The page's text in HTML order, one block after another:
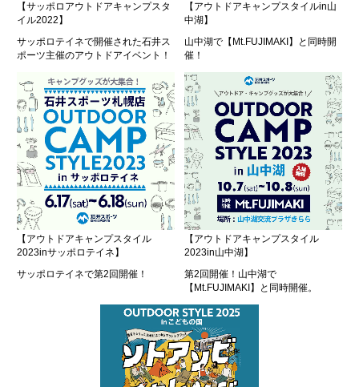
【サッポロアウトドアキャンプスタ
イル2022】
サッポロテイネで開催された石井ス
ポーツ主催のアウトドアイベント！
【アウトドアキャンプスタイルin山
中湖】
山中湖で【Mt.FUJIMAKI】と同時開
催！
【アウトドアキャンプスタイル
2023inサッポロテイネ】
サッポロテイネで第2回開催！
【アウトドアキャンプスタイル
2023in山中湖】
第2回開催！山中湖で
【Mt.FUJIMAKI】と同時開催。